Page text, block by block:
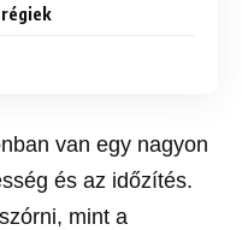
van egy nagyon
és az időzítés.
mint a